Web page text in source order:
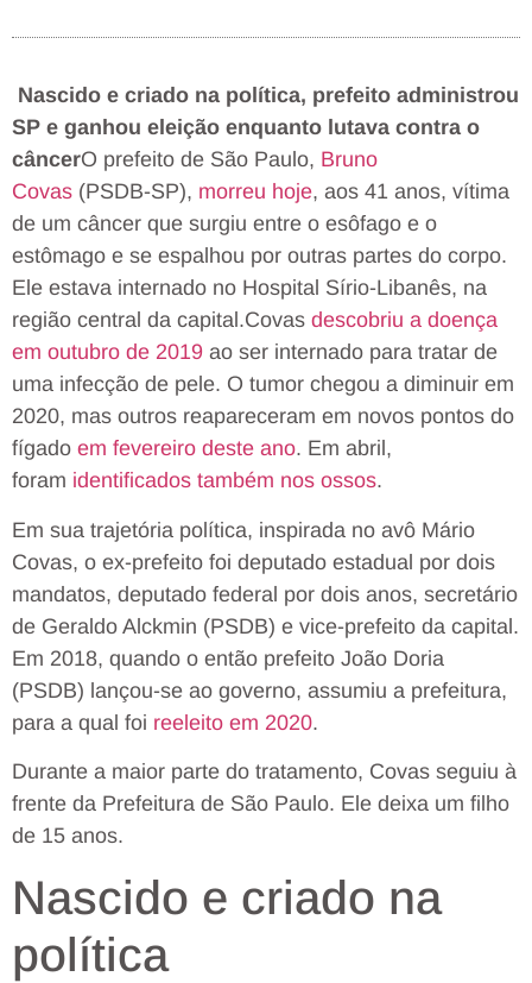
Nascido e criado na política, prefeito administrou
SP e ganhou eleição enquanto lutava contra o
câncerO prefeito de São Paulo, Bruno
Covas (PSDB-SP), morreu hoje, aos 41 anos, vítima
de um câncer que surgiu entre o esôfago e o
estômago e se espalhou por outras partes do corpo.
Ele estava internado no Hospital Sírio-Libanês, na
região central da capital.Covas descobriu a doença
em outubro de 2019 ao ser internado para tratar de
uma infecção de pele. O tumor chegou a diminuir em
2020, mas outros reapareceram em novos pontos do
fígado em fevereiro deste ano. Em abril,
foram identificados também nos ossos.
Em sua trajetória política, inspirada no avô Mário
Covas, o ex-prefeito foi deputado estadual por dois
mandatos, deputado federal por dois anos, secretário
de Geraldo Alckmin (PSDB) e vice-prefeito da capital.
Em 2018, quando o então prefeito João Doria
(PSDB) lançou-se ao governo, assumiu a prefeitura,
para a qual foi reeleito em 2020.
Durante a maior parte do tratamento, Covas seguiu à
frente da Prefeitura de São Paulo. Ele deixa um filho
de 15 anos.
Nascido e criado na
política